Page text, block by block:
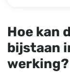
Hoe kan
bijstaan
werking?